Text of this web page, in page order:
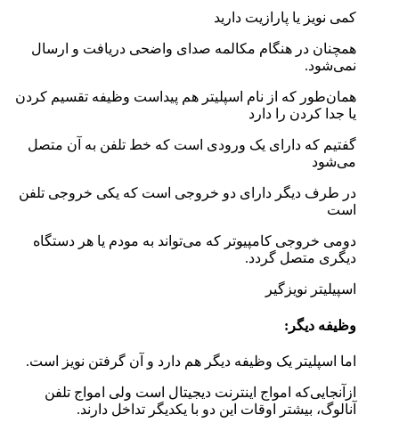
کمی نویز یا پارازیت دارید
همچنان در هنگام مکالمه صدای واضحی دریافت و ارسال
نمی‌شود.
همان‌طور که از نام اسپلیتر هم پیداست وظیفه تقسیم کردن
یا جدا کردن را دارد
گفتیم که دارای یک ورودی است که خط تلفن به آن متصل
می‌شود
در طرف دیگر دارای دو خروجی است که یکی خروجی تلفن
است
دومی خروجی کامپیوتر که می‌تواند به مودم یا هر دستگاه
دیگری متصل گردد.
اسپیلیتر نویزگیر
وظیفه دیگر:
اما اسپلیتر یک وظیفه دیگر هم دارد و آن گرفتن نویز است.
ازآنجایی‌که امواج اینترنت دیجیتال است ولی امواج تلفن
آنالوگ، بیشتر اوقات این دو با یکدیگر تداخل دارند.